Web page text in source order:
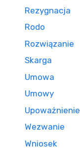
Rezygnacja
Rodo
Rozwiązanie
Skarga
Umowa
Umowy
Upoważnienie
Wezwanie
Wniosek